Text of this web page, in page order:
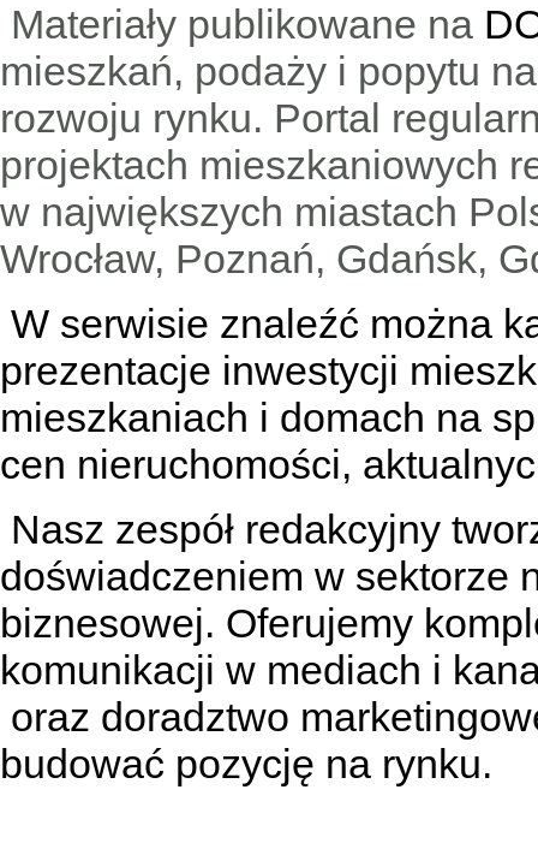
Materiały publikowane na
mieszkań, podaży i popytu
rozwoju rynku. Portal
projektach mieszkaniowych
w największych miastach
Wrocław, Poznań, Gdańsk,
W serwisie znaleźć można
prezentacje inwestycji
mieszkaniach i domach na
cen nieruchomości,
Nasz zespół redakcyjny
doświadczeniem w sektorze
biznesowej. Oferujemy
komunikacji w mediach i
oraz doradztwo
budować pozycję na rynku.